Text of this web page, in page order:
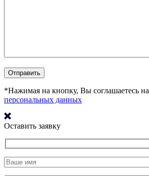
*Нажимая на кнопку, Вы соглашаетесь на
персональных данных
Оставить заявку